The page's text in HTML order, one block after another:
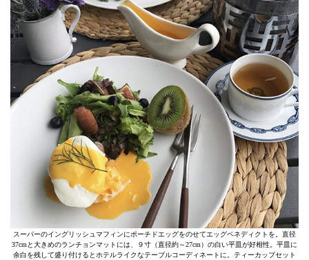
スーパーのイングリッシュマフィンにポーチドエッグをのせてエッグベネディクトを。直径
37cmと大きめのランチョンマットには、９寸（直径約～27cm）の白い平皿が好相性。平皿に
余白を残して盛り付けるとホテルライクなテーブルコーディネートに。ティーカップセット